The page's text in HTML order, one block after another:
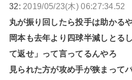
32: 2019/05/23(木) 06:27:34.52
丸が振り回したら投手は助かる
岡本も去年より四球半減しとる
て返せ」って言ってるんやろ
見られた方が攻め手が狭まって